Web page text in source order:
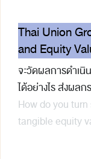
Thai Union
and Equity
จะวัดผลการดำเนิ
ได้อย่างไร ส่งผล
How do you
tangible equity